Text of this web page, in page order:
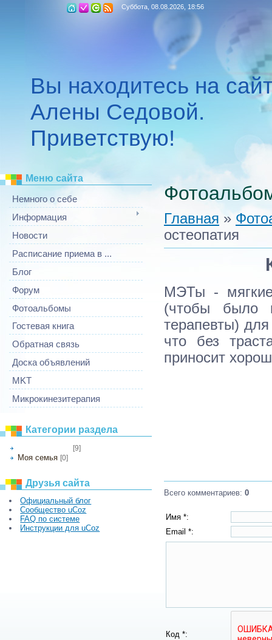
Суббота, 08.08.2026, 18:56
Вы находитесь на
Алены Седовой.
Приветствую!
Меню сайта
Немного о себе
Информация
Новости
Расписание приема в ...
Блог
Форум
Фотоальбомы
Гостевая книга
Обратная связь
Доска объявлений
MKT
Микрокинезитерапия
Категории раздела
[9]
Моя семья [0]
Друзья сайта
Официальный блог
Сообщество uCoz
FAQ по системе
Инструкции для uCoz
Главная »
остеопатия
МЭТы - мягкие
(чтобы было
терапевты)
что без
приносит
Всего комментариев: 0
Имя *:
Email *:
Код *: